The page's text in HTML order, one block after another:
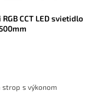
CCT LED svietidlo
strop svýkonom